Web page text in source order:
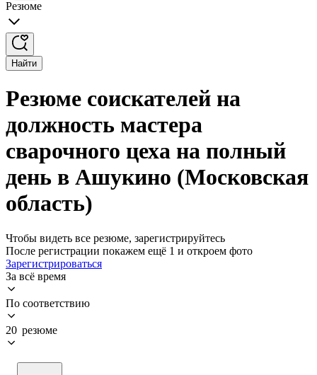
Резюме
Найти
Резюме соискателей на
должность мастера
сварочного цеха на полный
день в Ашукино (Московская
область)
Чтобы видеть все резюме, зарегистрируйтесь
После регистрации покажем ещё 1 и откроем фото
Зарегистрироваться
За всё время
По соответствию
20 резюме